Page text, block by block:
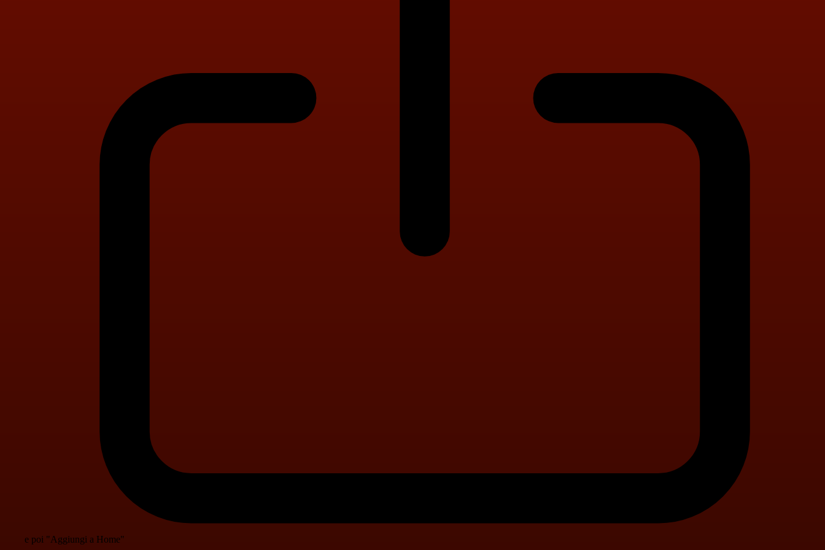
e poi "Aggiungi a Home"